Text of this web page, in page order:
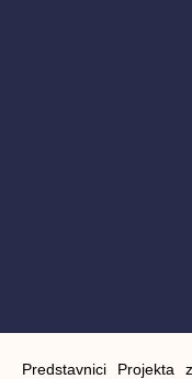
Predstavnici Projekta